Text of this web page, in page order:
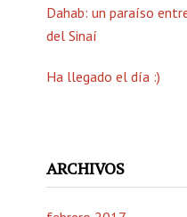
Dahab: un paraíso
del Sinaí
Ha llegado el día :)
ARCHIVOS